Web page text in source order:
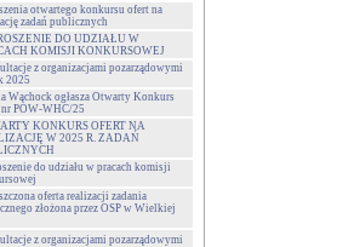
otwartego konkursu ofert na
zadań publicznych
DO UDZIAŁU W
KOMISJI KONKURSOWEJ
z organizacjami pozarządowymi
2025
Wąchock ogłasza Otwarty Konkurs
POW-WHC/25
KONKURS OFERT NA
W 2025 R. ZADAŃ
do udziału w pracach komisji
oferta realizacji zadania
złożona przez OSP w Wielkiej
z organizacjami pozarządowymi